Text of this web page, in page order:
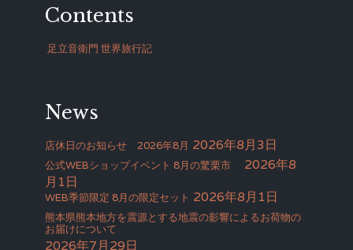
Contents
足立音衛門 世界旅行記
News
店休日のお知らせ 2026年8月 2026年8月3日
公式WEBショップイベント 8月の驚栗市
2026年8
月1日
WEB季節限定 8月の限定セット 2026年8月1日
熊本県熊本地方を震源とする地震の影響によるお荷物の
お届けについて
2026年7月29日